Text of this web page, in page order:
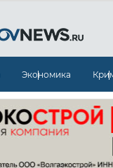
Экономика